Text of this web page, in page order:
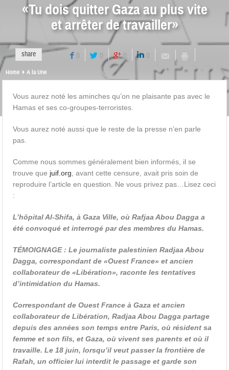
«Tu dois quitter Gaza au plus vite
et arrêter de travailler»
share 0 0 0 0
Home A la Une
Vous aurez noté les aminches qu’on ne plaisante pas avec le
Hamas et ses co-groupes-terroristes.
Vous aurez noté aussi que le reste de la presse n’en parle
pas.
Comme nous sommes généralement bien informés, il se
trouve que juif.org , avant cette censure, avait pris soin de
reproduire l’article en question. Ne vous privez pas…Lisez ceci
:
L’hôpital Al-Shifa, à Gaza Ville, où Rafjaa Abou Dagga a
été convoqué et interrogé par des membres du Hamas.
TÉMOIGNAGE : Le journaliste palestinien Radjaa Abou
Dagga, correspondant de «Ouest France» et ancien
collaborateur de «Libération», raconte les tentatives
d’intimidation du Hamas.
Correspondant de Ouest France à Gaza et ancien
collaborateur de Libération, Radjaa Abou Dagga partage
depuis des années son temps entre Paris, où résident sa
femme et son fils, et Gaza, où vivent ses parents et où il
travaille. Le 18 juin, lorsqu’il veut passer la frontière de
Rafah, un officier lui interdit le passage et garde son